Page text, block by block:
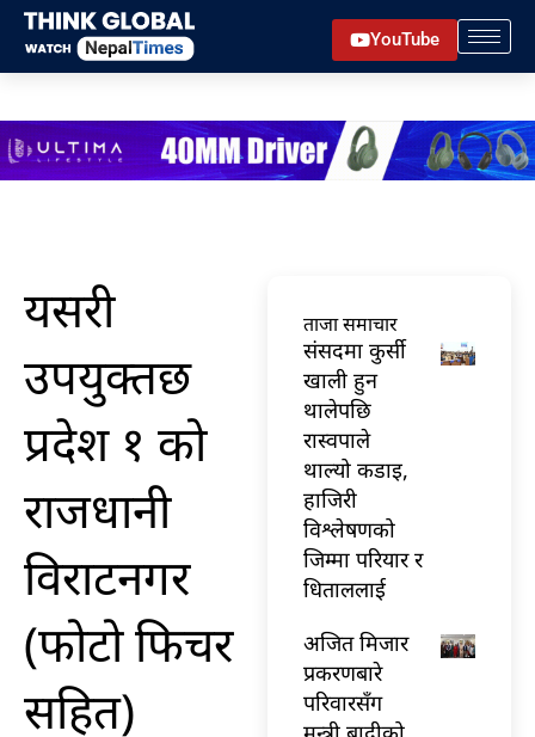
Skip
content
YouTube
यसरी
उपयुक्तछ
प्रदेश १ को
राजधानी
विराटनगर
(फोटो फिचर
सहित)
ताजा समाचार
संसदमा कुर्सी
खाली हुन
थालेपछि
रास्वपाले
थाल्यो कडाइ,
हाजिरी
विश्लेषणको
जिम्मा परियार र
धिताललाई
अजित मिजार
प्रकरणबारे
परिवारसँग